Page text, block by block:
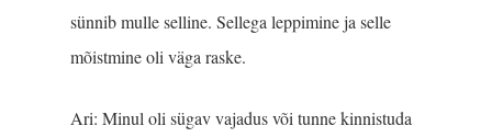
sünnib mulle selline. Sellega leppimine ja selle
mõistmine oli väga raske.
Ari: Minul oli sügav vajadus või tunne kinnistuda